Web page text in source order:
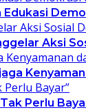
Aksi
Perlu